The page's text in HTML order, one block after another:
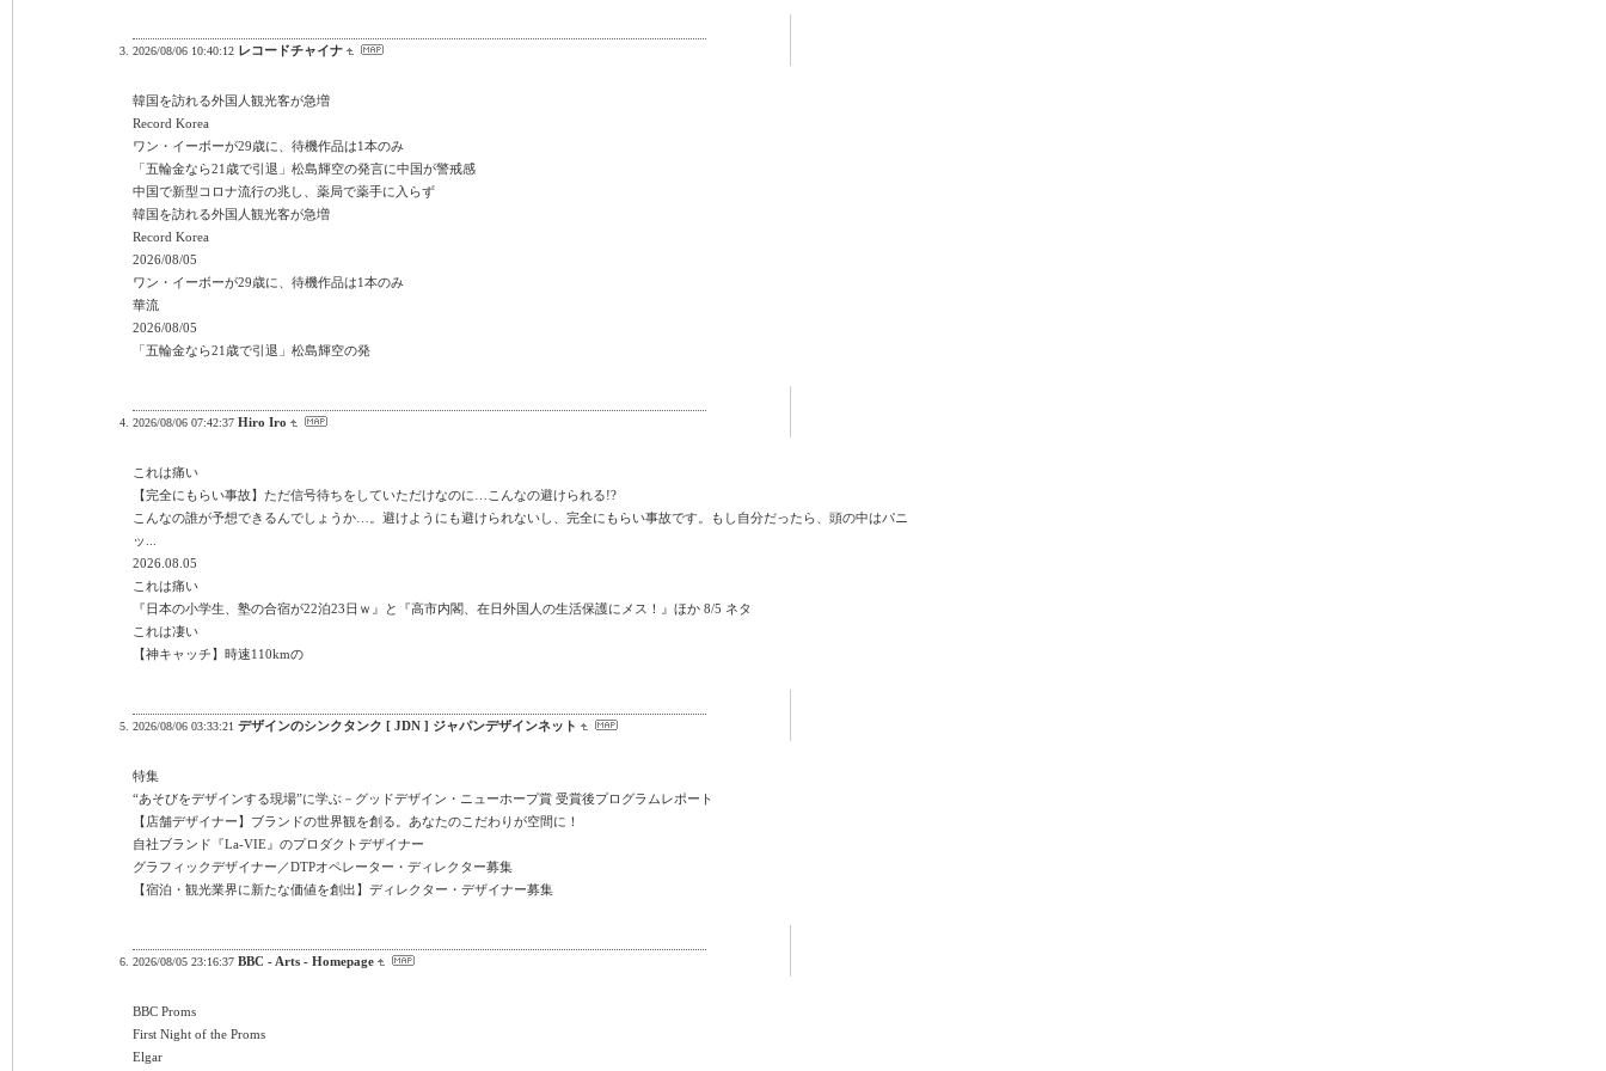
2026/08/06 10:40:12 レコードチャイナ
韓国を訪れる外国人観光客が急増
Record Korea
ワン・イーボーが29歳に、待機作品は1本のみ
「五輪金なら21歳で引退」松島輝空の発言に中国が警戒感
中国で新型コロナ流行の兆し、薬局で薬手に入らず
韓国を訪れる外国人観光客が急増
Record Korea
2026/08/05
ワン・イーボーが29歳に、待機作品は1本のみ
華流
2026/08/05
「五輪金なら21歳で引退」松島輝空の発
2026/08/06 07:42:37 Hiro Iro
これは痛い
【完全にもらい事故】ただ信号待ちをしていただけなのに…こんなの避けられる!?
こんなの誰が予想できるんでしょうか…。避けようにも避けられないし、完全にもらい事故です。もし自分だったら、頭の中はパニ
ッ...
2026.08.05
これは痛い
『日本の小学生、塾の合宿が22泊23日ｗ』と『高市内閣、在日外国人の生活保護にメス！』ほか 8/5 ネタ
これは凄い
【神キャッチ】時速110kmの
2026/08/06 03:33:21 デザインのシンクタンク [ JDN ] ジャパンデザインネット
特集
“あそびをデザインする現場”に学ぶ－グッドデザイン・ニューホープ賞 受賞後プログラムレポート
【店舗デザイナー】ブランドの世界観を創る。あなたのこだわりが空間に！
自社ブランド『La-VIE』のプロダクトデザイナー
グラフィックデザイナー／DTPオペレーター・ディレクター募集
【宿泊・観光業界に新たな価値を創出】ディレクター・デザイナー募集
2026/08/05 23:16:37 BBC - Arts - Homepage
BBC Proms
First Night of the Proms
Elgar